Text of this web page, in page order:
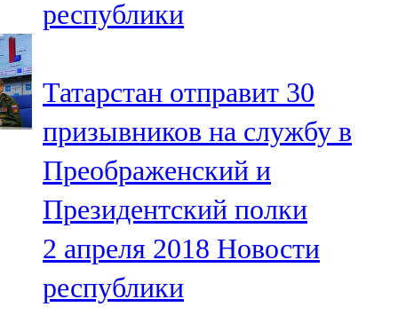
Нурлат
Олы Әтнә
71,42 FM
Сарман
107,8 FM
Теләче
106,1 FM
республики
Татарстан отправит 30
призывников на службу в
Преображенский и
Президентский полки
2 апреля 2018 Новости
республики